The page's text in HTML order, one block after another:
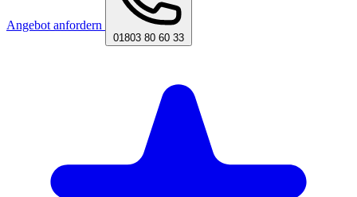
Angebot anfordern
01803 80 60 33